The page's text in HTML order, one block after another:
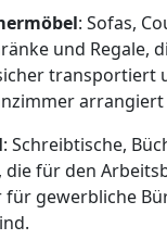
: Sofas,
und Regale,
transportiert
: Schreibtische,
die für den
für gewerbliche